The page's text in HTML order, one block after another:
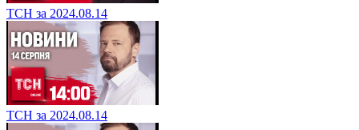
ТСН за 2024.08.14
ТСН за 2024.08.14